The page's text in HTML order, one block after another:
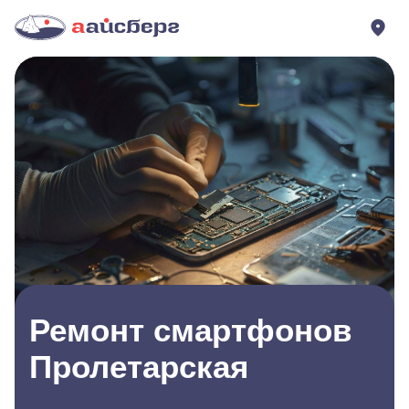
Ремонт смартфонов
Пролетарская